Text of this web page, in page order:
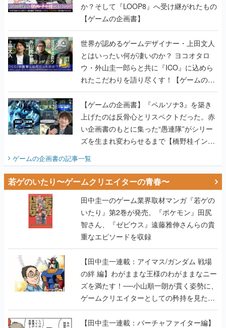
か？そして『LOOP8』へ受け継がれたもの
【ゲームの企画書】
世界が認めるゲームデザイナー・上田文人
とはいったい何が凄いのか？ ヨコオタロ
ウ・外山圭一郎らと共に『ICO』に込めら
れたこだわりを語り尽くす！【ゲームの企
画書】
【ゲームの企画書】『ペルソナ3』を築き
上げたのは反骨心とリスペクトだった。赤
い企画書のもとに集った“愚連隊”がシリー
ズを生まれ変わらせるまで【橋野桂インタ
ビュー】
ゲームの企画書の記事一覧
若ゲのいたり〜ゲームクリエイターの青春〜
田中圭一のゲーム業界取材マンガ『若ゲの
いたり』第2巻が発売。『ポケモン』田尻
智さん、『ゼビウス』遠藤雅伸さんらの貴
重なエピソードを収録
【田中圭一連載：アイマス/ガンダム 戦場
の絆 編】わがままな王様のわがままなニー
ズを満たす！──小山順一朗が貫く姿勢に、
ゲームクリエイターとしての矜持を見た
【若ゲのいたり最終回】
【田中圭一連載：バーチャファイター編】